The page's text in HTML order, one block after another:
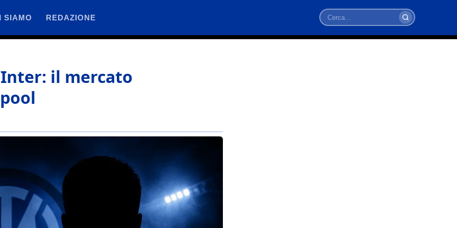
SIAMO REDAZIONE
Cerca
il mercato